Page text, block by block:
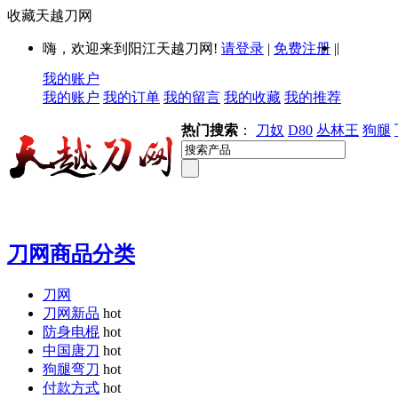
收藏天越刀网
嗨，欢迎来到阳江天越刀网! 请登录 | 免费注册 ||
我的账户
我的账户 我的订单 我的留言 我的收藏 我的推荐
热门搜索 ： 刀奴 D80 丛林王 狗腿
刀网商品分类
刀网
刀网新品 hot
防身电棍 hot
中国唐刀 hot
狗腿弯刀 hot
付款方式 hot